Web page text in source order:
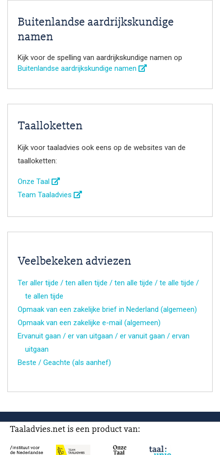
Buitenlandse aardrijkskundige
namen
Kijk voor de spelling van aardrijkskundige namen op
Buitenlandse aardrijkskundige namen
Taalloketten
Kijk voor taaladvies ook eens op de websites van de
taalloketten:
Onze Taal
Team Taaladvies
Veelbekeken adviezen
Ter aller tijde / ten allen tijde / ten alle tijde / te alle tijde /
te allen tijde
Opmaak van een zakelijke brief in Nederland (algemeen)
Opmaak van een zakelijke e-mail (algemeen)
Ervanuit gaan / er van uitgaan / er vanuit gaan / ervan
uitgaan
Beste / Geachte (als aanhef)
Taaladvies.net is een product van: